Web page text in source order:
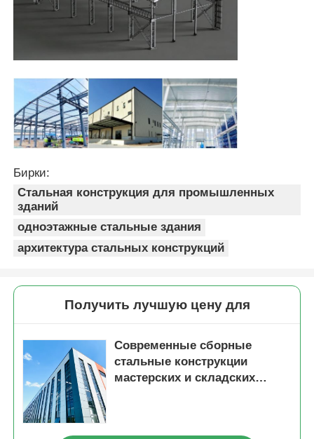
Промышленная стальная конструкция
Общественное стальное здание
Структура коммерческой стали
Стальная конструкция из готовой стали
Бирки:
Стальная конструкция для промышленных
зданий
одноэтажные стальные здания
архитектура стальных конструкций
Получить лучшую цену для
Современные сборные
стальные конструкции
мастерских и складских